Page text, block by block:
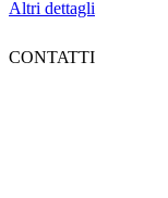
Altri dettagli
CONTATTI